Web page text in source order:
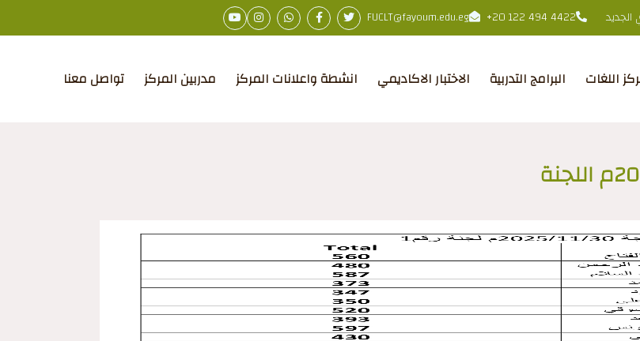
+20 122 494 4422
FUCLT@fayoum.edu.eg
اللغات البرامج التدربية الاختبار الاكاديمي انشطة واعلانات المركز مدربين المركز تواصل معنا
نتيجة الاختبار الأكاديمي 30نوفمبر2025م اللجنة